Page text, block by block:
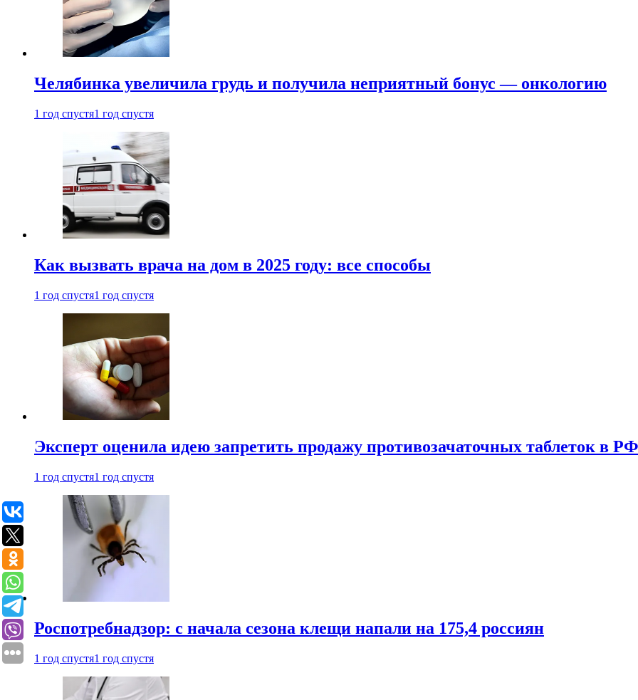
Челябинка увеличила грудь и получила неприятный бонус — онкологию
1 год спустя1 год спустя
Как вызвать врача на дом в 2025 году: все способы
1 год спустя1 год спустя
Эксперт оценила идею запретить продажу противозачаточных таблеток в РФ
1 год спустя1 год спустя
Роспотребнадзор: с начала сезона клещи напали на 175,4 россиян
1 год спустя1 год спустя